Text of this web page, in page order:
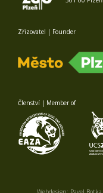
Zřizovatel | Founder
Členství | Member of